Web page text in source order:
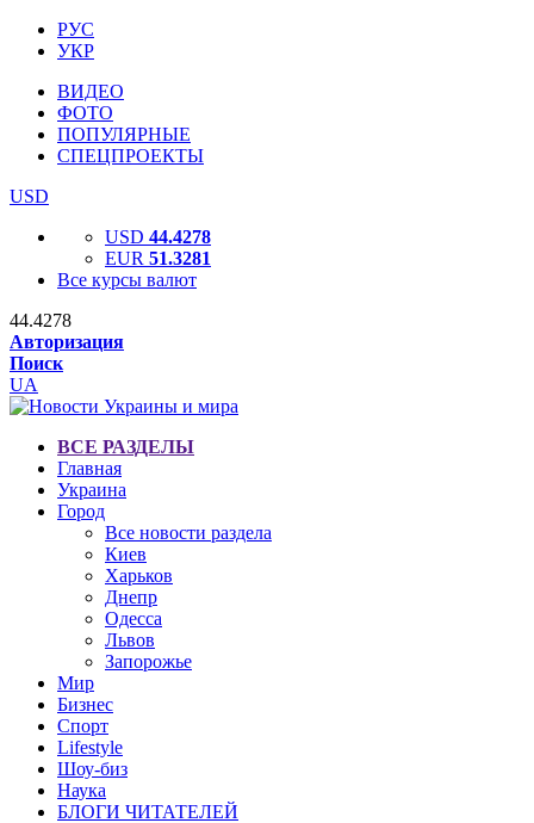
РУС
УКР
ВИДЕО
ФОТО
ПОПУЛЯРНЫЕ
СПЕЦПРОЕКТЫ
USD
USD 44.4278
EUR 51.3281
Все курсы валют
44.4278
Авторизация
Поиск
UA
ВСЕ РАЗДЕЛЫ
Главная
Украина
Город
Все новости раздела
Киев
Харьков
Днепр
Одесса
Львов
Запорожье
Мир
Бизнес
Спорт
Lifestyle
Шоу-биз
Наука
БЛОГИ ЧИТАТЕЛЕЙ